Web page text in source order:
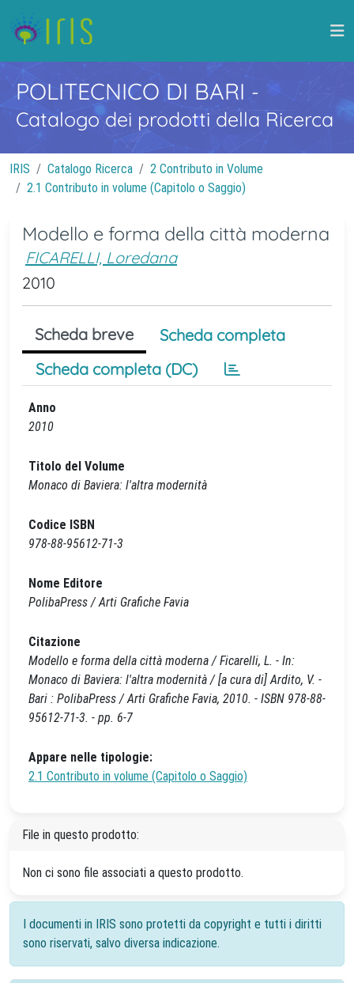
POLITECNICO DI BARI -
Catalogo dei prodotti della Ricerca
IRIS Catalogo Ricerca
2 Contributo in Volume
2.1 Contributo in volume (Capitolo o Saggio)
Modello e forma della città moderna
FICARELLI, Loredana
2010
Scheda breve
Scheda completa
Scheda completa (DC)
Anno
2010
Titolo del Volume
Monaco di Baviera: l'altra modernità
Codice ISBN
978-88-95612-71-3
Nome Editore
PolibaPress / Arti Grafiche Favia
Citazione
Modello e forma della città moderna / Ficarelli, L. - In:
Monaco di Baviera: l'altra modernità / [a cura di] Ardito, V. -
Bari : PolibaPress / Arti Grafiche Favia, 2010. - ISBN 978-88-
95612-71-3. - pp. 6-7
Appare nelle tipologie:
2.1 Contributo in volume (Capitolo o Saggio)
File in questo prodotto:
Non ci sono file associati a questo prodotto.
I documenti in IRIS sono protetti da copyright e tutti i diritti
sono riservati, salvo diversa indicazione.